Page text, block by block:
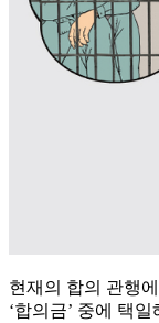
현재의 합의 관행
‘합의금’ 중에 택